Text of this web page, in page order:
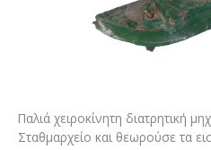
Παλιά χειροκίνητη διατρητική
Σταθμαρχείο και θεωρούσε τα